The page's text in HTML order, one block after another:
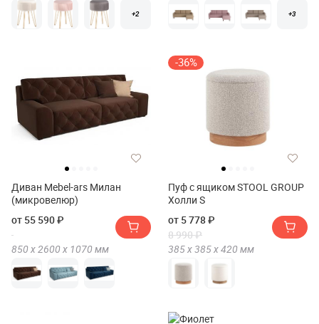
+2 +3
Диван Mebel-ars Милан
(микровелюр)
от 55 590 ₽
850 х 2600 х 1070 мм
-36%
Пуф с ящиком STOOL GROUP
Холли S
от 5 778 ₽
8 990 ₽
385 х385 х420 мм